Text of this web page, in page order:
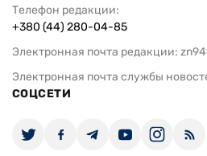
Телефон редакции:
+380 (44) 280-04-85
Электронная почта редакции:
Электронная почта службы
СОЦСЕТИ